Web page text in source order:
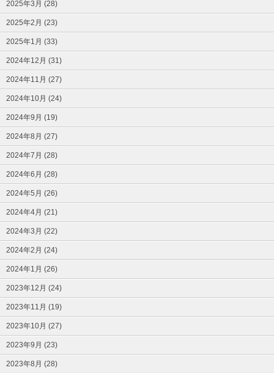
2025年3月 (28)
2025年2月 (23)
2025年1月 (33)
2024年12月 (31)
2024年11月 (27)
2024年10月 (24)
2024年9月 (19)
2024年8月 (27)
2024年7月 (28)
2024年6月 (28)
2024年5月 (26)
2024年4月 (21)
2024年3月 (22)
2024年2月 (24)
2024年1月 (26)
2023年12月 (24)
2023年11月 (19)
2023年10月 (27)
2023年9月 (23)
2023年8月 (28)